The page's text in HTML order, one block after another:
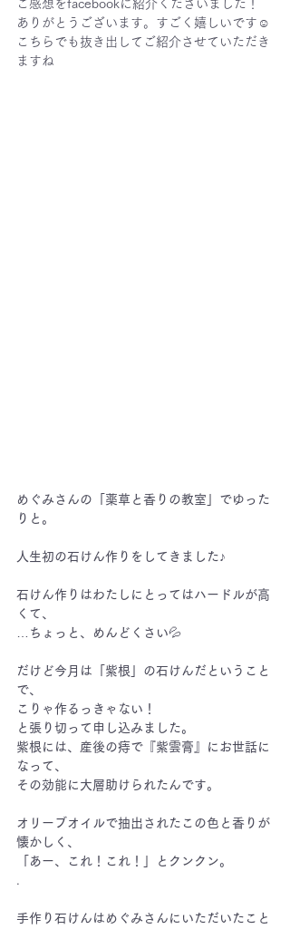
ご感想をfacebookに紹介くださいました！
ありがとうございます。すごく嬉しいです☺️
こちらでも抜き出してご紹介させていただき
ますね
めぐみさんの「薬草と香りの教室」でゆった
りと。
人生初の石けん作りをしてきました♪
石けん作りはわたしにとってはハードルが高
くて、
ちょっと、めんどくさい💦
だけど今月は「紫根」の石けんだということ
で、
こりゃ作るっきゃない！
と張り切って申し込みました。
紫根には、産後の痔で『紫雲膏』にお世話に
なって、
その効能に大層助けられたんです。
オリーブオイルで抽出されたこの色と香りが
懐かしく、
「あー、これ！これ！」とクンクン。
手作り石けんはめぐみさんにいただいたこと